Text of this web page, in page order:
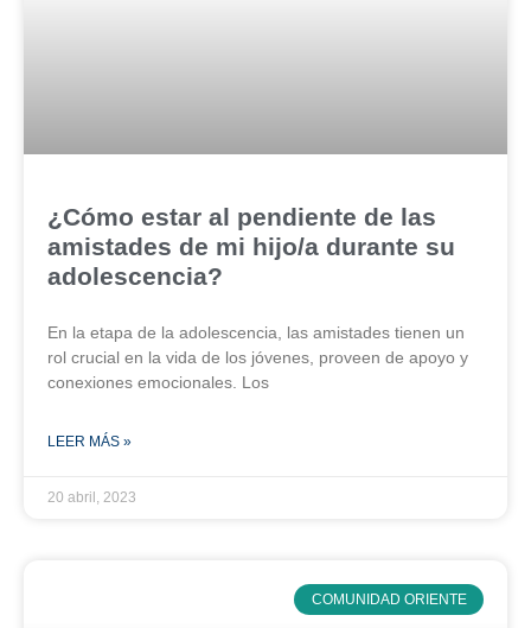
¿Cómo estar al pendiente de las
amistades de mi hijo/a durante su
adolescencia?
En la etapa de la adolescencia, las amistades tienen un
rol crucial en la vida de los jóvenes, proveen de apoyo y
conexiones emocionales. Los
LEER MÁS »
20 abril, 2023
COMUNIDAD ORIENTE